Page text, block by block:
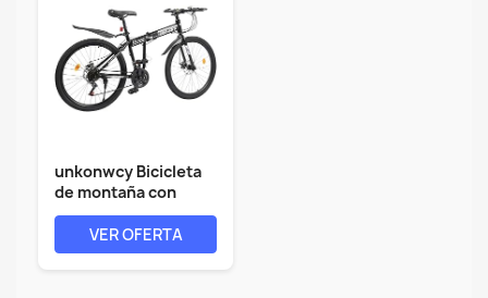
unkonwcy Bicicleta
de montaña con
freno de...
VER OFERTA